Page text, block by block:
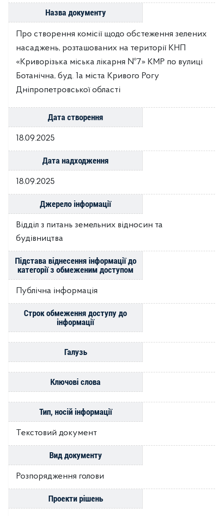
Назва документу
Про створення комісії щодо обстеження зелених
насаджень, розташованих на території КНП
«Криворізька міська лікарня №7» КМР по вулиці
Ботанічна, буд. 1а міста Кривого Рогу
Дніпропетровської області
Дата створення
18.09.2025
Дата надходження
18.09.2025
Джерело інформації
Відділ з питань земельних відносин та
будівництва
Підстава віднесення інформації до
категорії з обмеженим доступом
Публічна інформація
Строк обмеження доступу до
інформації
Галузь
Ключові слова
Тип, носій інформації
Текстовий документ
Вид документу
Розпорядження голови
Проекти рішень